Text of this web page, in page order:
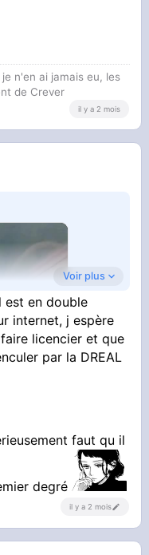
n'en ai jamais eu, les
de Crever
il y a 2 mois
Voir plus
est en double
internet, j espère
licencier et que
par la DREAL
faut qu il
degré
il y a 2 mois